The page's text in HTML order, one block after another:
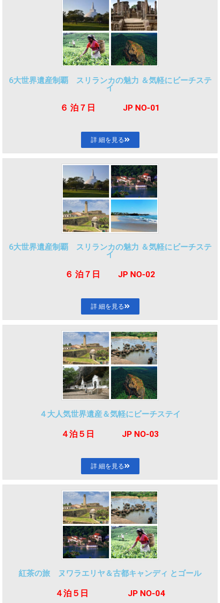
6大世界遺産制覇 スリランカの魅力 ＆気軽にビーチステ
イ
６ 泊７ 日 JP NO-01
詳 細を見る
6大世界遺産制覇 スリランカの魅力 ＆気軽にビーチステ
イ
６ 泊７日 JP NO-02
詳 細を見る
４大人気世界遺産＆気軽にビーチステイ
４泊５日 JP NO-03
詳 細を見る
紅茶の旅 ヌワラエリヤ＆古都キャンディ とゴール
４泊５ 日 JP NO-04